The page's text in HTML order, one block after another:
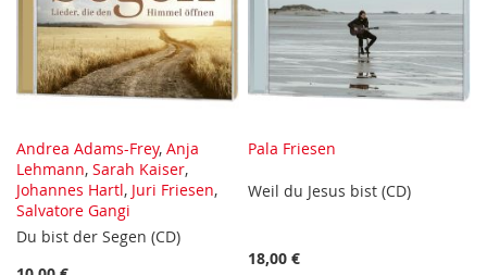
Andrea Adams-Frey, Anja
Lehmann, Sarah Kaiser,
Johannes Hartl, Juri Friesen,
Salvatore Gangi
Du bist der Segen (CD)
Pala Friesen
Weil du Jesus bist (CD)
18,00 €